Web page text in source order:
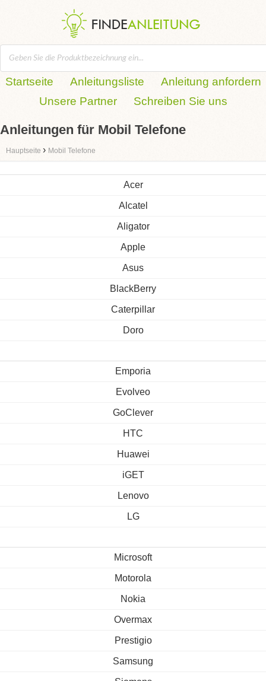
Startseite Anleitungsliste
Anleitung anfordern
Unsere Partner
Schreiben Sie uns
Anleitungen für Mobil Telefone
Hauptseite › Mobil Telefone
Acer
Alcatel
Aligator
Apple
Asus
BlackBerry
Caterpillar
Doro
Emporia
Evolveo
GoClever
HTC
Huawei
iGET
Lenovo
LG
Microsoft
Motorola
Nokia
Overmax
Prestigio
Samsung